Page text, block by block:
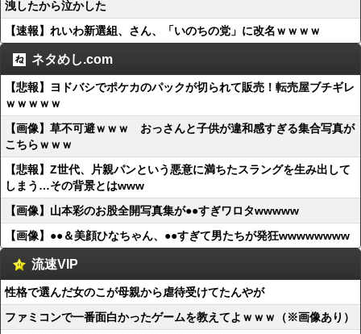
洩したから泣かした
【速報】れいわ新選組、さん、「いのちの党」に改名ｗｗｗｗ
ネタめし.com
【悲報】ヨドバシでポケカのパックが切られて販売！転売屋ブチギレ
ｗｗｗｗｗ
【画像】草不可避ｗｗｗ おっさんと子供が違和感すぎる集合写真が
こちらｗｗｗ
【悲報】Z世代、片親パンという悪意に満ちたスラングを生み出して
しまう…その背景とはwww
【画像】山本彩のお股全開写真集が●●すぎワロタwwwww
【画像】●●＆美顔ひなちゃん、●●すぎて男たちが発狂wwwwwwww
流速VIP
性格で選んだ女のこが母親から虐待受けてたんやが
ファミコンで一番面白かったゲームを教えてよｗｗｗ（※画像あり）